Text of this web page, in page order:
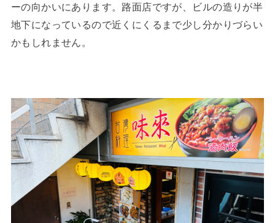
ーの向かいにあります。路面店ですが、ビルの造りが半
地下になっているので近くにくるまで少し分かりづらい
かもしれません。